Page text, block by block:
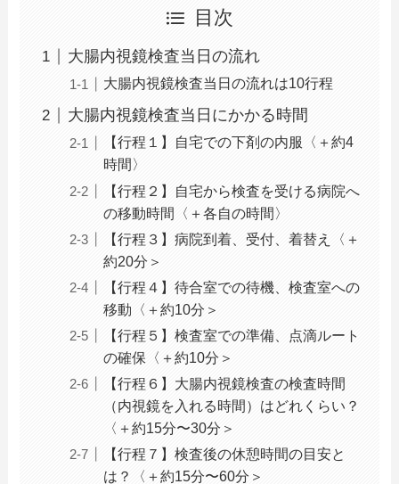
目次
大腸内視鏡検査当日の流れ
大腸内視鏡検査当日の流れは10行程
大腸内視鏡検査当日にかかる時間
【行程１】自宅での下剤の内服〈＋約4
時間〉
【行程２】自宅から検査を受ける病院へ
の移動時間〈＋各自の時間〉
【行程３】病院到着、受付、着替え〈＋
約20分＞
【行程４】待合室での待機、検査室への
移動〈＋約10分＞
【行程５】検査室での準備、点滴ルート
の確保〈＋約10分＞
【行程６】大腸内視鏡検査の検査時間
（内視鏡を入れる時間）はどれくらい？
〈＋約15分〜30分＞
【行程７】検査後の休憩時間の目安と
は？〈＋約15分〜60分＞